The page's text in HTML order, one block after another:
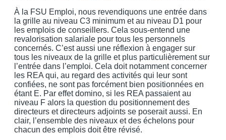
À la FSU Emploi, nous revendiquons une entrée dans
la grille au niveau C3 minimum et au niveau D1 pour
les emplois de conseillers. Cela sous-entend une
revalorisation salariale pour tous les personnels
concernés. C’est aussi une réflexion à engager sur
tous les niveaux de la grille et plus particulièrement sur
l’entrée dans l’emploi. Cela doit notamment concerner
les REA qui, au regard des activités qui leur sont
confiées, ne sont pas forcément bien positionnées en
étant E. Par effet domino, si les REA passaient au
niveau F alors la question du positionnement des
directeurs et directeurs adjoints se poserait aussi. En
clair, l’ensemble des niveaux et des échelons pour
chacun des emplois doit être révisé.